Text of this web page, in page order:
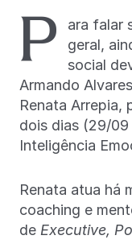
P
ara falar
geral,
social
Armando
Renata Arrepia,
dois dias (29/09
Inteligência
Renata atua há
coaching e
de Executive,